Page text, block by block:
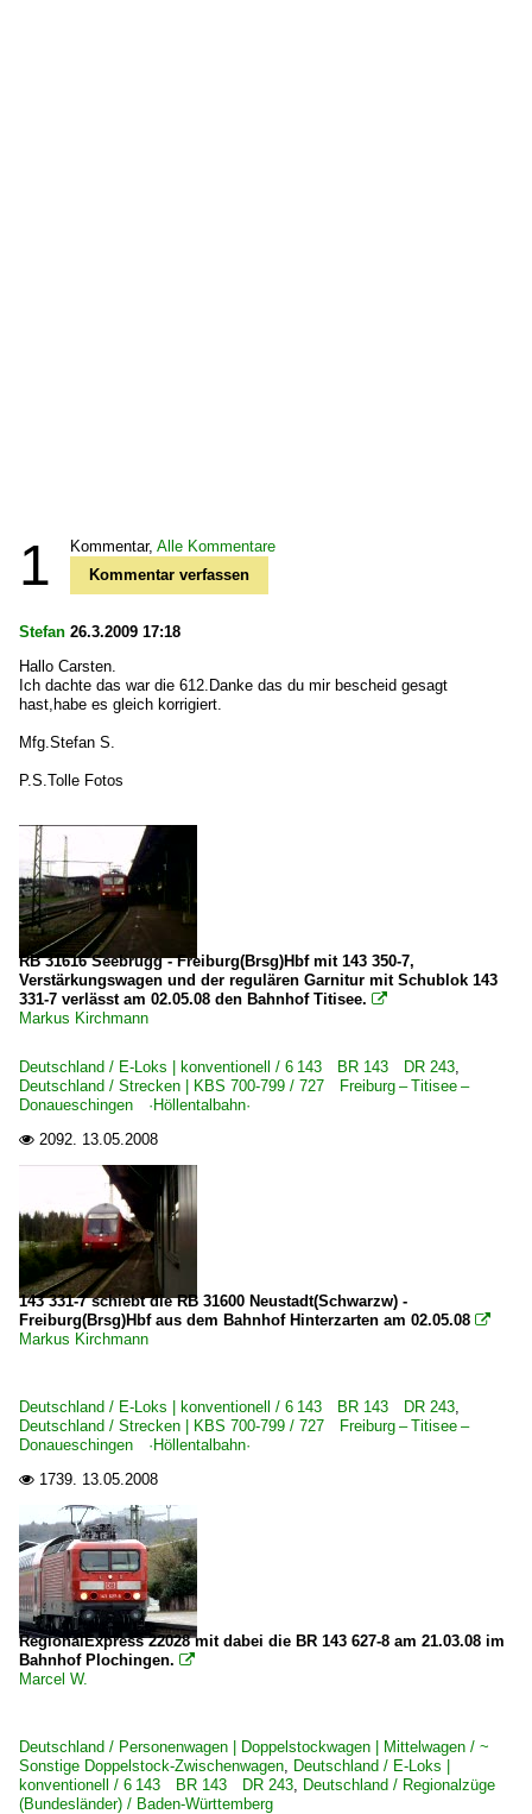
1 Kommentar, Alle Kommentare
Kommentar verfassen
Stefan 26.3.2009 17:18
Hallo Carsten.
Ich dachte das war die 612.Danke das du mir bescheid gesagt
hast,habe es gleich korrigiert.
Mfg.Stefan S.
P.S.Tolle Fotos
RB 31616 Seebrugg - Freiburg(Brsg)Hbf mit 143 350-7,
Verstärkungswagen und der regulären Garnitur mit Schublok 143
331-7 verlässt am 02.05.08 den Bahnhof Titisee. 
Markus Kirchmann
Deutschland / E-Loks | konventionell / 6 143 BR 143 DR 243,
Deutschland / Strecken | KBS 700-799 / 727 Freiburg – Titisee –
Donaueschingen ·Höllentalbahn·
 2092. 13.05.2008
143 331-7 schiebt die RB 31600 Neustadt(Schwarzw) -
Freiburg(Brsg)Hbf aus dem Bahnhof Hinterzarten am 02.05.08 
Markus Kirchmann
Deutschland / E-Loks | konventionell / 6 143 BR 143 DR 243,
Deutschland / Strecken | KBS 700-799 / 727 Freiburg – Titisee –
Donaueschingen ·Höllentalbahn·
 1739. 13.05.2008
RegionalExpress 22028 mit dabei die BR 143 627-8 am 21.03.08 im
Bahnhof Plochingen. 
Marcel W.
Deutschland / Personenwagen | Doppelstockwagen | Mittelwagen / ~
Sonstige Doppelstock-Zwischenwagen, Deutschland / E-Loks |
konventionell / 6 143 BR 143 DR 243, Deutschland / Regionalzüge
(Bundesländer) / Baden-Württemberg